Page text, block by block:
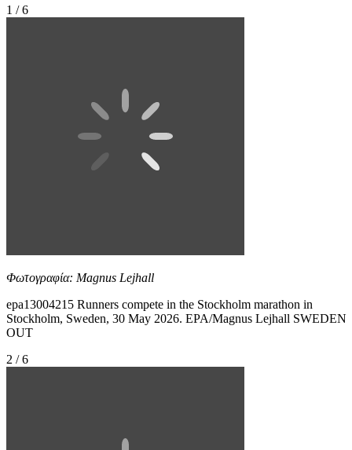
1 / 6
Φωτογραφία: Magnus Lejhall
epa13004215 Runners compete in the Stockholm marathon in
Stockholm, Sweden, 30 May 2026. EPA/Magnus Lejhall SWEDEN
OUT
2 / 6